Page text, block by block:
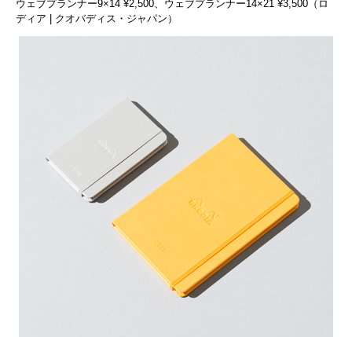
ウェブプランナー9×14 ¥2,500、ウェブプランナー14×21 ¥3,500（ロ
ディア | クオバディス・ジャパン）